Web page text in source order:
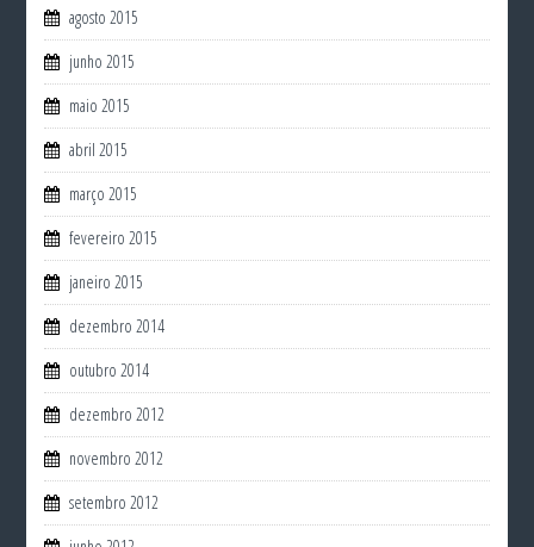
agosto 2015
junho 2015
maio 2015
abril 2015
março 2015
fevereiro 2015
janeiro 2015
dezembro 2014
outubro 2014
dezembro 2012
novembro 2012
setembro 2012